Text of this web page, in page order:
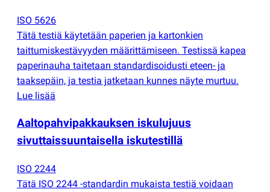
ISO 5626
Tätä testiä käytetään paperien ja kartonkien
taittumiskestävyyden määrittämiseen. Testissä kapea
paperinauha taitetaan standardisoidusti eteen- ja
taaksepäin, ja testia jatketaan kunnes näyte murtuu.
Lue lisää
Aaltopahvipakkauksen iskulujuus
sivuttaissuuntaisella iskutestillä
ISO 2244
Tätä ISO 2244 -standardin mukaista testiä voidaan